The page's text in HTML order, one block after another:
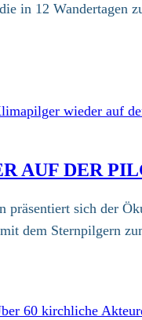
in 12 Wandertagen
AUF DER
präsentiert sich der
dem Sternpilgern